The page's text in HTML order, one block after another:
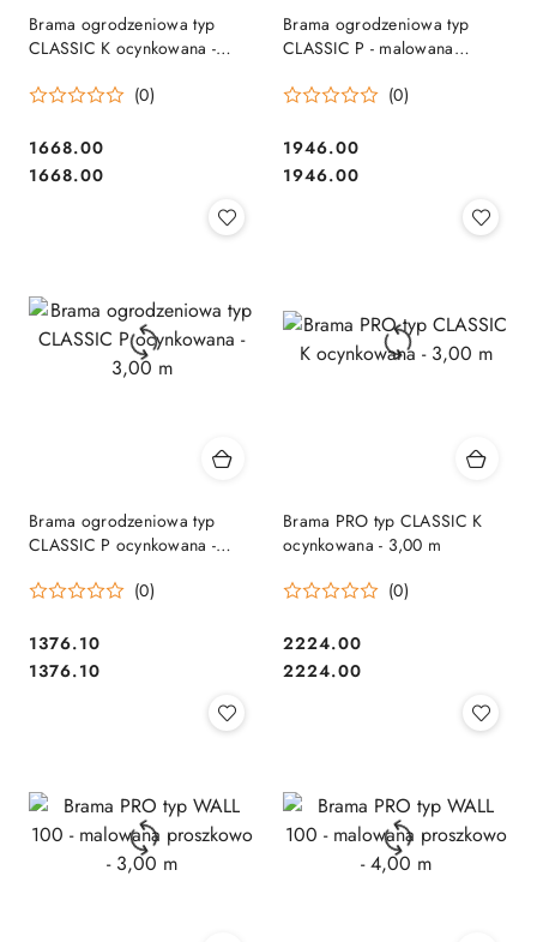
Brama ogrodzeniowa typ
CLASSIC K ocynkowana -
(0)
Cena:
1668.00
Cena:
1668.00
Brama ogrodzeniowa typ
CLASSIC P - malowana
(0)
Cena:
1946.00
Cena:
1946.00
Brama ogrodzeniowa typ
CLASSIC P ocynkowana -
(0)
Cena:
1376.10
Cena:
1376.10
Brama PRO typ CLASSIC K
ocynkowana - 3,00 m
(0)
Cena:
2224.00
Cena:
2224.00